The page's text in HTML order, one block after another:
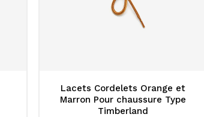
Lacets Cordelets Orange et
Marron Pour chaussure Type
Timberland